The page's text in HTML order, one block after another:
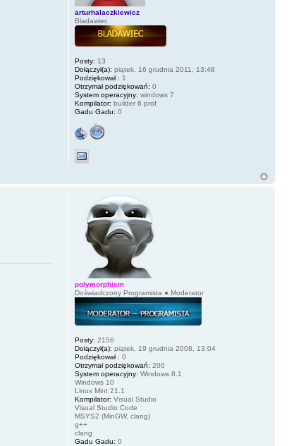
arturhalaczkiewicz
Bladawiec
Posty: 13
Dołączył(a): piątek, 16 grudnia 2011, 13:48
Podziękował : 1
Otrzymał podziękowań: 0
System operacyjny: windows 7
Kompilator: builder 6 prof
Gadu Gadu: 0
polymorphism
Doświadczony Programista ● Moderator
Posty: 2156
Dołączył(a): piątek, 19 grudnia 2008, 13:04
Podziękował : 0
Otrzymał podziękowań: 200
System operacyjny: Windows 8.1
Windows 10
Linux Mint 21.1
Kompilator: Visual Studio
Visual Studio Code
MSYS2 (MinGW, clang)
g++
clang
Gadu Gadu: 0